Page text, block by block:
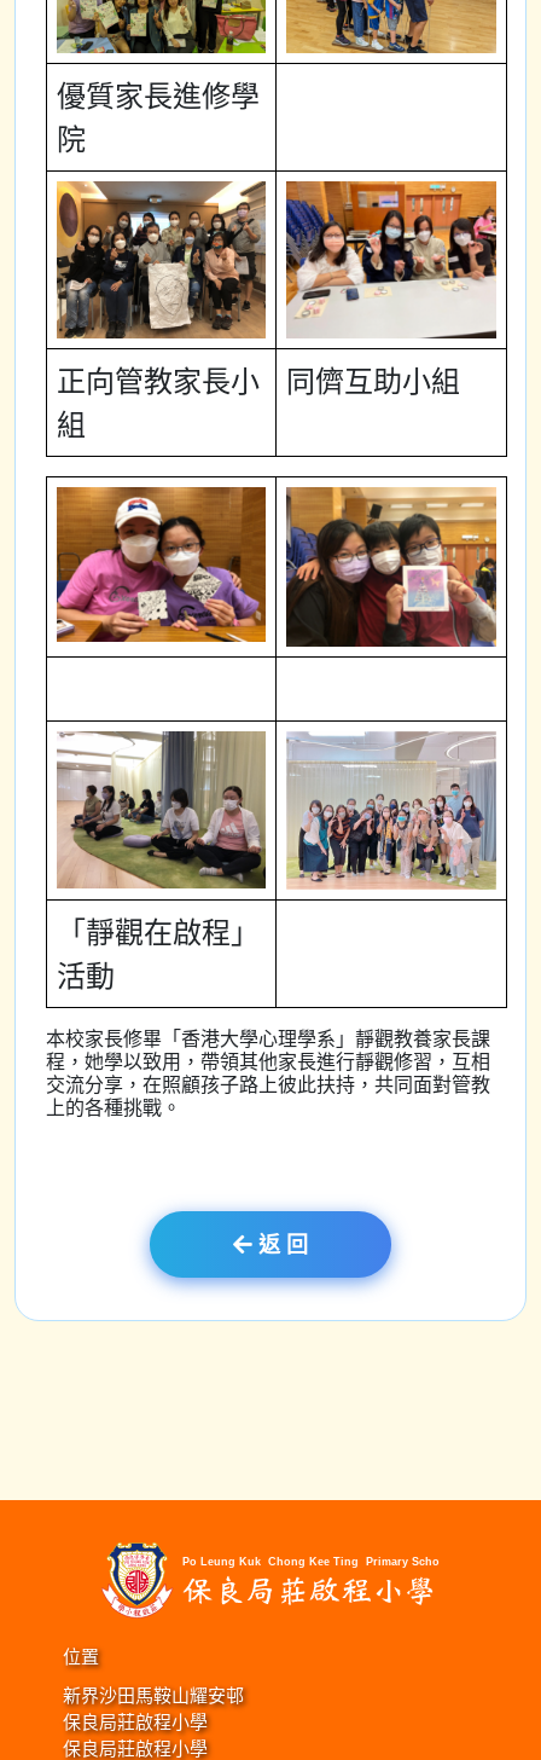
優質家長進修學
院
正向管教家長小
組
同儕互助小組
「靜觀在啟程」
活動
本校家長修畢「香港大學心理學系」靜觀教養家長課
程，她學以致用，帶領其他家長進行靜觀修習，互相
交流分享，在照顧孩子路上彼此扶持，共同面對管教
上的各種挑戰。
返 回
位置
新界沙田馬鞍山耀安邨
保良局莊啟程小學
保良局莊啟程小學